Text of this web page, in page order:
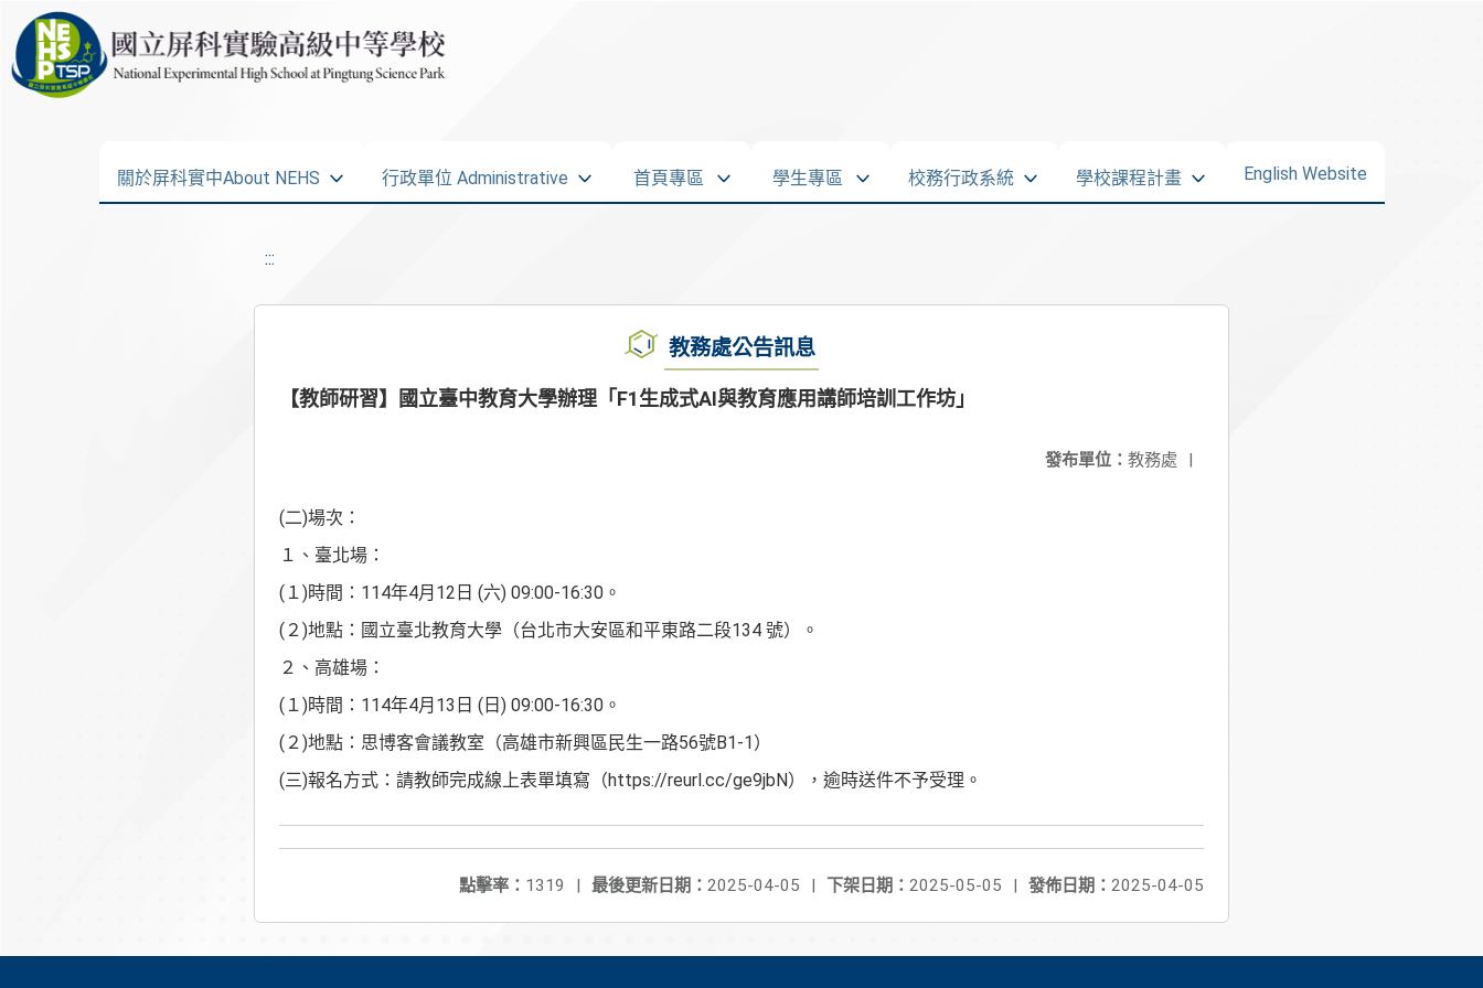
關於屏科實中About NEHS 行政單位 Administrative 首頁專區 學生專區 校務行政系統 學校課程計畫 English Website
:::
教務處公告訊息
【教師研習】國立臺中教育大學辦理「F1生成式AI與教育應用講師培訓工作坊」
發布單位： 教務處 |
(二)場次：
１、臺北場：
(１)時間：114年4月12日 (六) 09:00-16:30。
(２)地點：國立臺北教育大學（台北市大安區和平東路二段134 號）。
２、高雄場：
(１)時間：114年4月13日 (日) 09:00-16:30。
(２)地點：思博客會議教室（高雄市新興區民生一路56號B1-1）
(三)報名方式：請教師完成線上表單填寫（https://reurl.cc/ge9jbN），逾時送件不予受理。
發佈日期： 2025-04-05
下架日期： 2025-05-05 |
最後更新日期： 2025-04-05 |
點擊率： 1319 |